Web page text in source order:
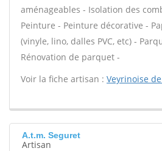
aménageables - Isolation des
Peinture - Peinture décorative -
(vinyle, lino, dalles PVC, etc) -
Rénovation de parquet -
Voir la fiche artisan : Veyrinoise
A.t.m. Seguret
Artisan